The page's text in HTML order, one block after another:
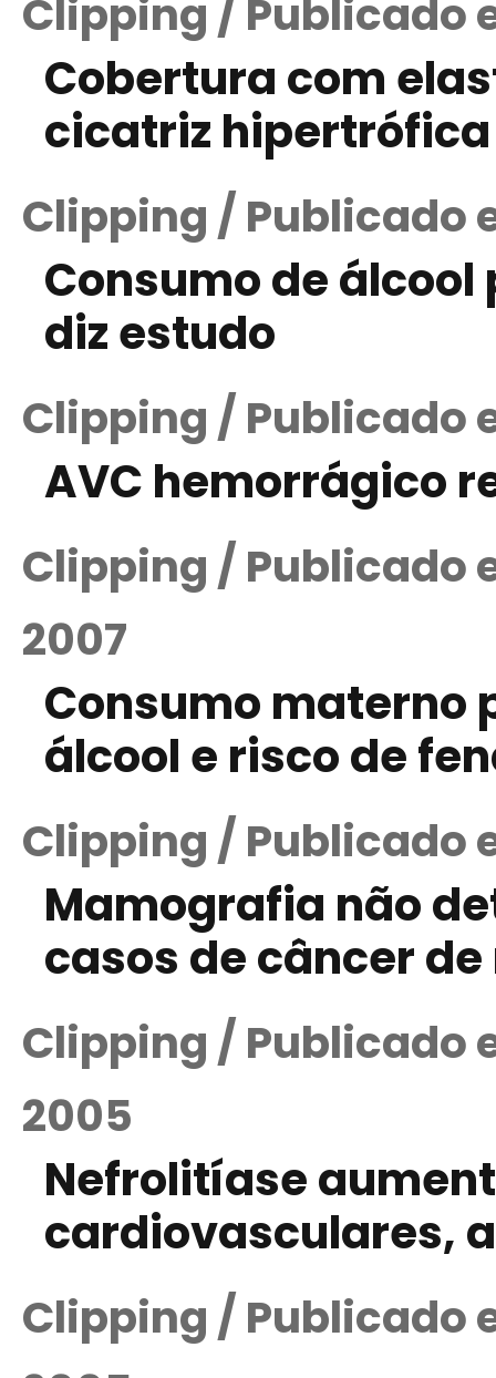
Clipping / Publicado
Cobertura com
cicatriz
Clipping / Publicado
Consumo de
diz estudo
Clipping / Publicado
AVC hemorrágico
Clipping / Publicado
2007
Consumo materno
álcool e risco de
Clipping / Publicado
Mamografia não
casos de câncer
Clipping / Publicado
2005
Nefrolitíase
cardiovasculares,
Clipping / Publicado